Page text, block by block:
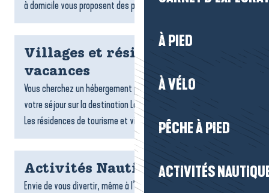
À PIED
À VÉLO
PÊCHE À PIED
ACTIVITÉS
à domicile vous proposent des plats gourmands,...
Villages et résidences
vacances
Vous cherchez un hébergement pratique et confortable pour
votre séjour sur la destination La Baule-Presqu’île de Guérande ?
Les résidences de tourisme et villages vacances sont...
Activités Nautiques
Envie de vous divertir, même à l’abri ? De nombreuses activités